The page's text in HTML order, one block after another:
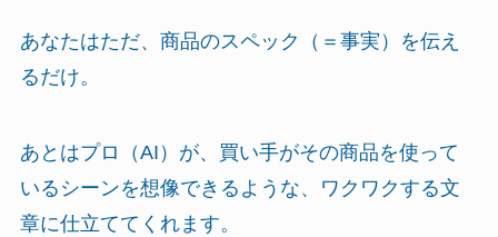
あなたはただ、商品のスペック（＝事実）を伝え
るだけ。
あとはプロ（AI）が、買い手がその商品を使って
いるシーンを想像できるような、ワクワクする文
章に仕立ててくれます。